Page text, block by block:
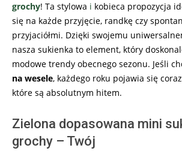
grochy! Ta stylowa i kobieca propozycja
się na każde przyjęcie, randkę czy
przyjaciółmi. Dzięki swojemu
nasza sukienka to element, który
modowe trendy obecnego sezonu. Jeśli
na wesele, każdego roku pojawia się
które są absolutnym hitem.
Zielona dopasowana mini
grochy – Twój